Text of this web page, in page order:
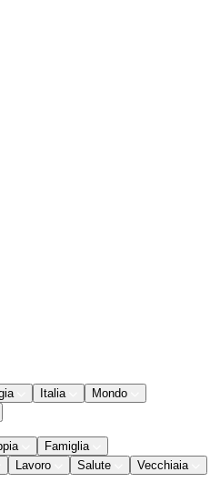
Italia
Mondo
Famiglia
Lavoro Salute
Vecchiaia